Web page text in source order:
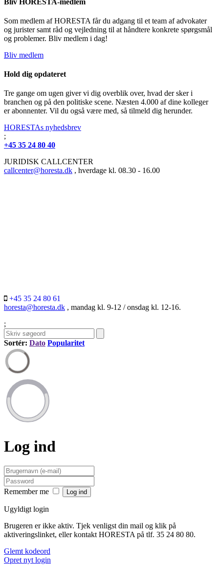
Som medlem af HORESTA får du adgang til et team af advokater
og jurister samt råd og vejledning til at håndtere konkrete spørgsmål
og problemer. Bliv medlem i dag!
Bliv medlem
Hold dig opdateret
Tre gange om ugen giver vi dig overblik over, hvad der sker i
branchen og på den politiske scene. Næsten 4.000 af dine kolleger
er abonnenter. Vil du også være med, så tilmeld dig herunder.
HORESTAs nyhedsbrev
;
+45 35 24 80 40
JURIDISK CALLCENTER
callcenter@horesta.dk , hverdage kl. 08.30 - 16.00
+45 35 24 80 61
horesta@horesta.dk , mandag kl. 9-12 / onsdag kl. 12-16.
;
Sortér: Dato Popularitet
Log ind
Remember me
Ugyldigt login
Brugeren er ikke aktiv. Tjek venligst din mail og klik på
aktiveringslinket, eller kontakt HORESTA på tlf. 35 24 80 80.
Glemt kodeord
Opret nyt login